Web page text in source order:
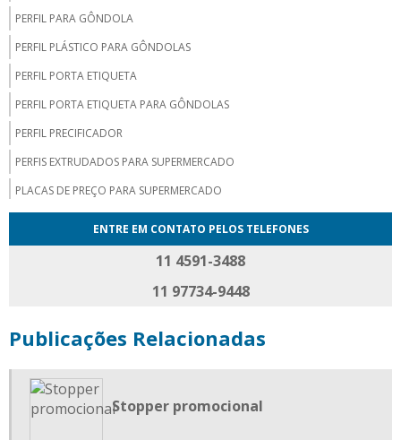
PERFIL PARA GÔNDOLA
PERFIL PLÁSTICO PARA GÔNDOLAS
PERFIL PORTA ETIQUETA
PERFIL PORTA ETIQUETA PARA GÔNDOLAS
PERFIL PRECIFICADOR
PERFIS EXTRUDADOS PARA SUPERMERCADO
PLACAS DE PREÇO PARA SUPERMERCADO
PLACAS MERCHANDISING
PLACAS PARA PREÇO
PORTA CARTAZ A4
PORTA CARTAZ COM PEDESTAL
ENTRE EM CONTATO PELOS TELEFONES
11 4591-3488
11 97734-9448
Publicações Relacionadas
Stopper promocional